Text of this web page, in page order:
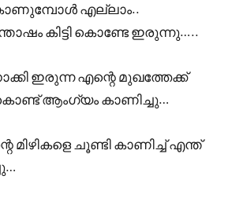
എല്ലാം..
കിട്ടി കൊണ്ടേ ഇരുന്നു…..
ഇരുന്ന എന്റെ മുഖത്തേക്ക്
ആംഗ്യം കാണിച്ചു…
മിഴികളെ ചൂണ്ടി കാണിച്ച് എന്ത്